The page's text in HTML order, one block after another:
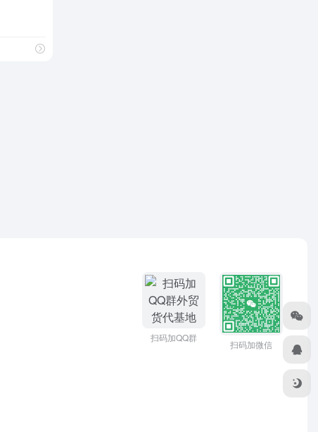
扫码加QQ群
扫码加微信